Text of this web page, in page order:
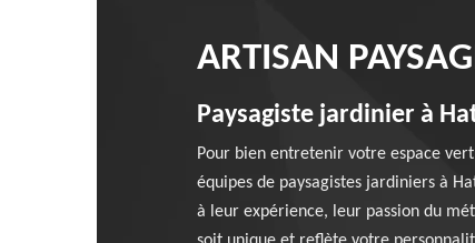
ARTISAN
Paysagiste jardinier à
Pour bien entretenir votre espace
équipes de paysagistes jardiniers à
à leur expérience, leur passion du